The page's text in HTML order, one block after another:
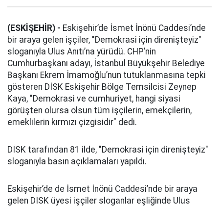
(ESKİŞEHİR) - Eskişehir’de İsmet İnönü Caddesi’nde
bir araya gelen işçiler, "Demokrasi için direnişteyiz"
sloganıyla Ulus Anıtı’na yürüdü. CHP’nin
Cumhurbaşkanı adayı, İstanbul Büyükşehir Belediye
Başkanı Ekrem İmamoğlu’nun tutuklanmasına tepki
gösteren DİSK Eskişehir Bölge Temsilcisi Zeynep
Kaya, "Demokrasi ve cumhuriyet, hangi siyasi
görüşten olursa olsun tüm işçilerin, emekçilerin,
emeklilerin kırmızı çizgisidir" dedi.
DİSK tarafından 81 ilde, "Demokrasi için direnişteyiz"
sloganıyla basın açıklamaları yapıldı.
Eskişehir’de de İsmet İnönü Caddesi’nde bir araya
gelen DİSK üyesi işçiler sloganlar eşliğinde Ulus